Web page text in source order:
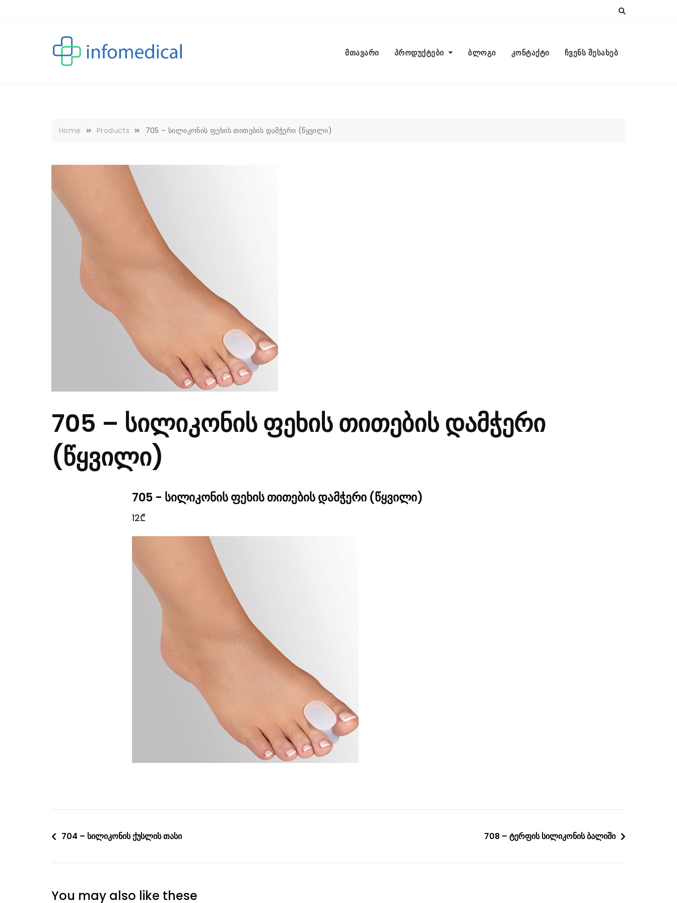
მთავარი პროდუქტები ბლოგი კონტაქტი ჩვენს შესახებ
Home Products 705 – სილიკონის ფეხის თითების დამჭერი (წყვილი)
705 – სილიკონის ფეხის თითების დამჭერი
(წყვილი)
705 - სილიკონის ფეხის თითების დამჭერი (წყვილი)
12₾
Post
704 – სილიკონის ქუსლის თასი 708 – ტერფის სილიკონის ბალიში
You may also like these